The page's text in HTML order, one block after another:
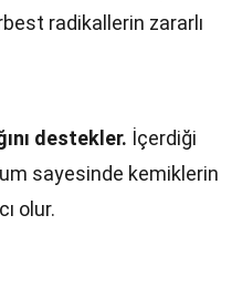
radikallerin zararlı
destekler. İçerdiği
sayesinde kemiklerin
olur.